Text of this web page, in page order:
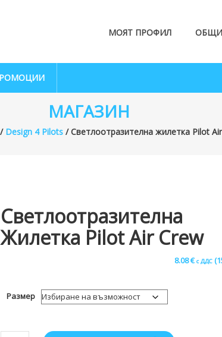
МОЯТ ПРОФИЛ ОБЩИ
МАГАЗИН
/ Design 4 Pilots / Светлоотразителна жилетка Pilot
Светлоотразителна
Жилетка Pilot Air Crew
8.08€ с ДДС
Размер